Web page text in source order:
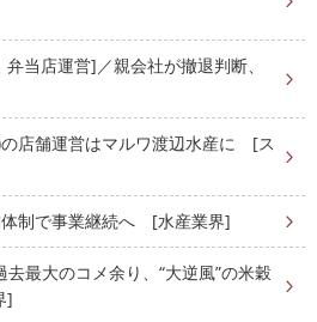
当店運営]／親会社が撤退判断、
店舗運営はマルワ渡辺水産に [ス
体制で事業継続へ [水産業界]
最大のコメ余り、“大逆風”の米穀
]